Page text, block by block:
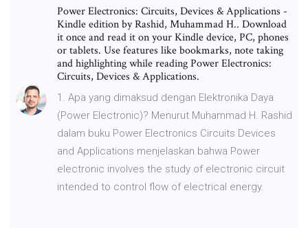
Power Electronics: Circuits, Devices & Applications -
Kindle edition by Rashid, Muhammad H.. Download
it once and read it on your Kindle device, PC, phones
or tablets. Use features like bookmarks, note taking
and highlighting while reading Power Electronics:
Circuits, Devices & Applications.
1. Apa yang dimaksud dengan Elektronika Daya
(Power Electronic)? Menurut Muhammad H. Rashid
dalam buku Power Electronics Circuits Devices
and Applications menjelaskan bahwa Power
electronic involves the study of electronic circuit
intended to control flow of electrical energy.